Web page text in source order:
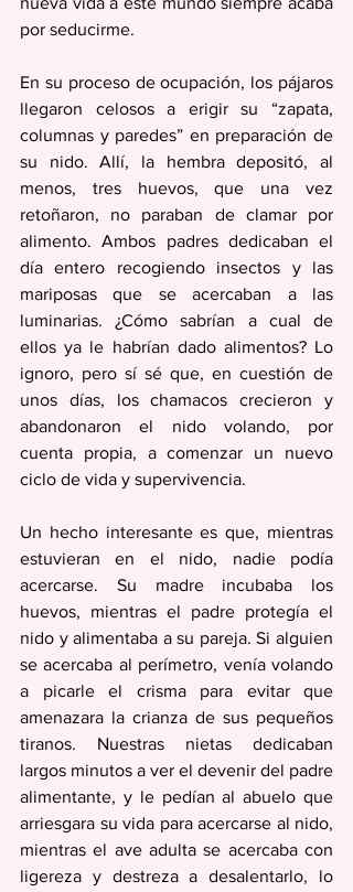
por seducirme.
En su proceso de ocupación, los pájaros
llegaron celosos a erigir su “zapata,
columnas y paredes” en preparación de
su nido. Allí, la hembra depositó, al
menos, tres huevos, que una vez
retoñaron, no paraban de clamar por
alimento. Ambos padres dedicaban el
día entero recogiendo insectos y las
mariposas que se acercaban a las
luminarias. ¿Cómo sabrían a cual de
ellos ya le habrían dado alimentos? Lo
ignoro, pero sí sé que, en cuestión de
unos días, los chamacos crecieron y
abandonaron el nido volando, por
cuenta propia, a comenzar un nuevo
ciclo de vida y supervivencia.
Un hecho interesante es que, mientras
estuvieran en el nido, nadie podía
acercarse. Su madre incubaba los
huevos, mientras el padre protegía el
nido y alimentaba a su pareja. Si alguien
se acercaba al perímetro, venía volando
a picarle el crisma para evitar que
amenazara la crianza de sus pequeños
tiranos. Nuestras nietas dedicaban
largos minutos a ver el devenir del padre
alimentante, y le pedían al abuelo que
arriesgara su vida para acercarse al nido,
mientras el ave adulta se acercaba con
ligereza y destreza a desalentarlo, lo